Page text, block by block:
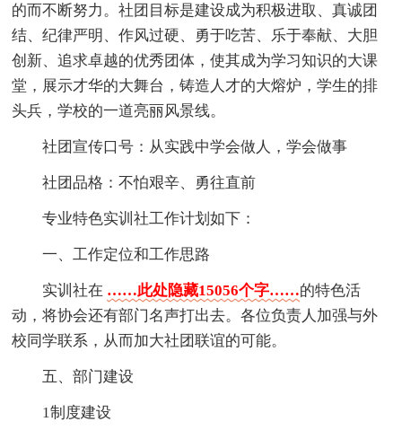
的而不断努力。社团目标是建设成为积极进取、真诚团
结、纪律严明、作风过硬、勇于吃苦、乐于奉献、大胆
创新、追求卓越的优秀团体，使其成为学习知识的大课
堂，展示才华的大舞台，铸造人才的大熔炉，学生的排
头兵，学校的一道亮丽风景线。
社团宣传口号：从实践中学会做人，学会做事
社团品格：不怕艰辛、勇往直前
专业特色实训社工作计划如下：
一、工作定位和工作思路
实训社在 ……此处隐藏15056个字……的特色活
动，将协会还有部门名声打出去。各位负责人加强与外
校同学联系，从而加大社团联谊的可能。
五、部门建设
1制度建设